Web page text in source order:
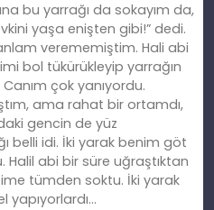
bu yarrağı da sokayım da,
yaşa enişten gibi!” dedi.
verememiştim. Hali abi
bol tükürükleyip yarrağın
çok yanıyordu.
ama rahat bir ortamdı,
gencin de yüz
belli idi. İki yarak benim göt
abi bir süre uğraştıktan
tümden soktu. İki yarak